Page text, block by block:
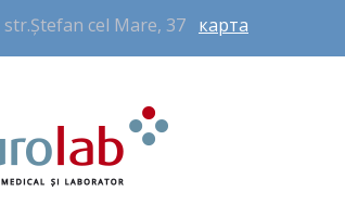
cel Mare, 37 карта